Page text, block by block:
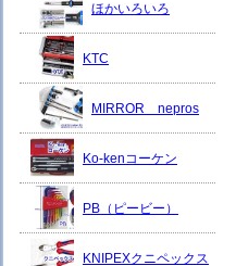
ほかいろいろ
KTC
MIRROR nepros
Ko-kenコーケン
PB（ピービー）
KNIPEXクニペックス